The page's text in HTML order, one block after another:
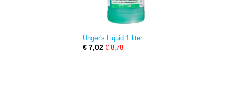
Unger's Liquid 1 liter
€ 7,02 € 8,78